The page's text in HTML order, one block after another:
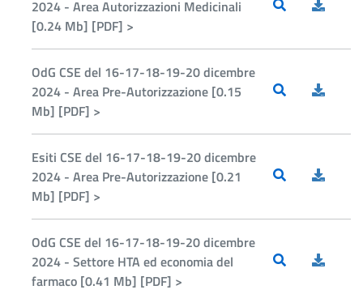
2024 - Area Autorizzazioni Medicinali
[0.24 Mb] [PDF] >
OdG CSE del 16-17-18-19-20 dicembre
2024 - Area Pre-Autorizzazione [0.15
Mb] [PDF] >
Esiti CSE del 16-17-18-19-20 dicembre
2024 - Area Pre-Autorizzazione [0.21
Mb] [PDF] >
OdG CSE del 16-17-18-19-20 dicembre
2024 - Settore HTA ed economia del
farmaco [0.41 Mb] [PDF] >